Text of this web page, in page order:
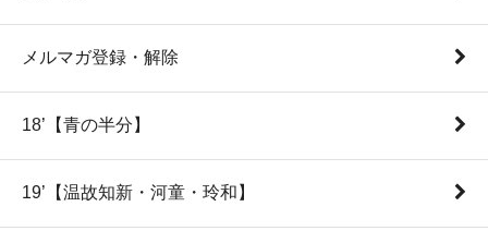
メルマガ登録・解除
18’【青の半分】
19’【温故知新・河童・玲和】